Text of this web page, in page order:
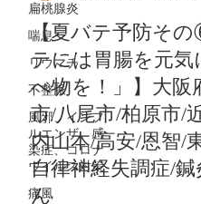
扁桃腺炎
喘息
リウマチ
不整脈
風邪、インフ
ルエンザ、感
染症、コロナ
ウイルス対策
痛風
鍼灸ゆーせん
2024年7月29日
読了時
【夏バテ予防そ
テには胃腸を元気
べ物を！」】大阪
市/八尾市/柏原市/
内山本/高安/恩智/